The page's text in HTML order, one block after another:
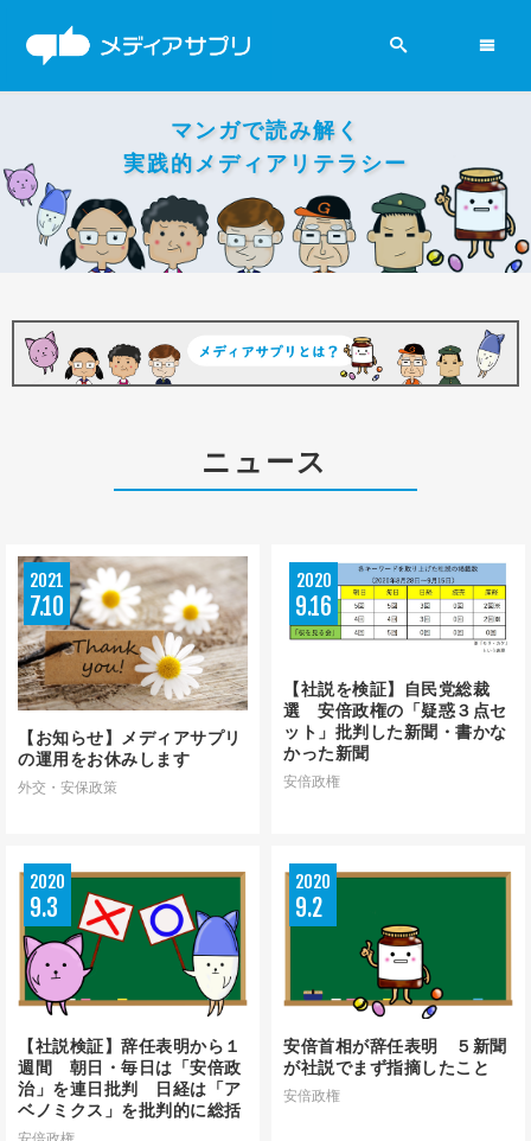
2019参院選
政党
新聞
賛否両論
ニュース用語解説
アーカイブ
マンガで読み解く
実践的メディアリテラシー
ニュース
【お知らせ】メディアサプリ
の運用をお休みします
2021
710
外交・安保政策
【社説を検証】自民党総裁
選 安倍政権の「疑惑３点セ
ット」批判した新聞・書かな
かった新聞
2020
916
安倍政権
【社説検証】辞任表明から１
週間 朝日・毎日は「安倍政
治」を連日批判 日経は「ア
ベノミクス」を批判的に総括
2020
9 3
安倍首相が辞任表明 ５新聞
が社説でまず指摘したこと
2020
9 2
安倍政権